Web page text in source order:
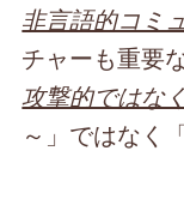
非言語的コミ
チャーも重要
攻撃的ではな
～」ではなく